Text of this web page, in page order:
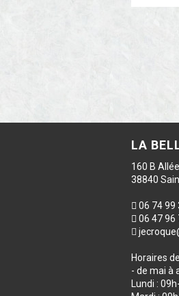
LA
160 B
38840
06 74 99
06 47 96
Horaires
- de mai à
Lundi :